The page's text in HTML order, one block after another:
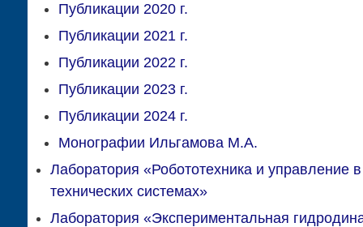
Публикации 2020 г.
Публикации 2021 г.
Публикации 2022 г.
Публикации 2023 г.
Публикации 2024 г.
Монографии Ильгамова М.А.
Лаборатория «Робототехника и управление в
технических системах»
Лаборатория «Экспериментальная